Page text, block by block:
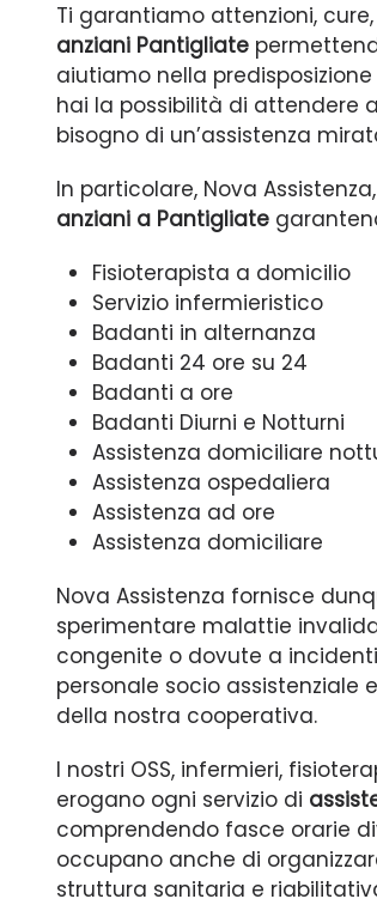
Ti garantiamo attenzioni,
anziani Pantigliate
aiutiamo nella
hai la possibilità di attendere
bisogno di un’assistenza
In particolare, Nova
anziani a Pantigliate
Fisioterapista a domicilio
Servizio infermieristico
Badanti in alternanza
Badanti 24 ore su 24
Badanti a ore
Badanti Diurni e Notturni
Assistenza domiciliare
Assistenza ospedaliera
Assistenza ad ore
Assistenza domiciliare
Nova Assistenza fornisce
sperimentare malattie
congenite o dovute a
personale socio
della nostra cooperativa.
I nostri OSS, infermieri,
erogano ogni servizio di
comprendendo fasce orarie
occupano anche di
struttura sanitaria e